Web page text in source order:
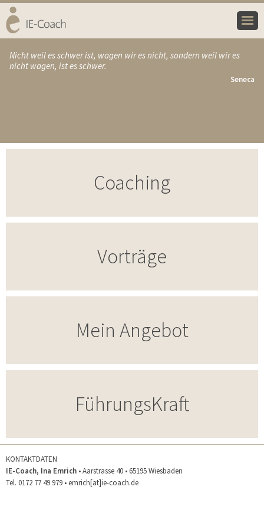
COACHING
FÜHRUNGSKRAFT
Nicht weil es schwer ist, wagen wir es nicht, sondern weil wir es
nicht wagen, ist es schwer.
Seneca
Coaching
Vorträge
Mein Angebot
FührungsKraft
KONTAKTDATEN
IE-Coach, Ina Emrich • Aarstrasse 40 • 65195 Wiesbaden
Tel. 0172 77 49 979 • emrich[at]ie-coach.de